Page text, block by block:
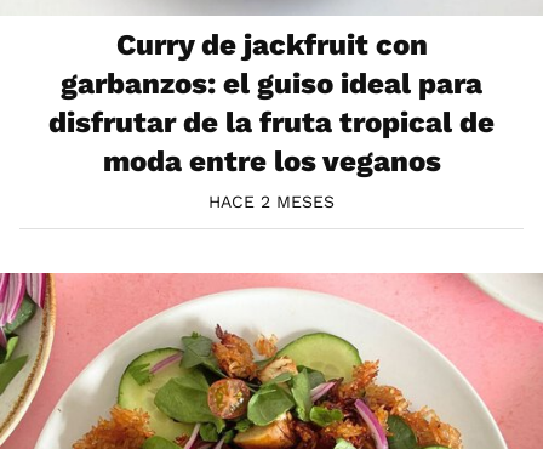
Curry de jackfruit con
garbanzos: el guiso ideal para
disfrutar de la fruta tropical de
moda entre los veganos
HACE 2 MESES